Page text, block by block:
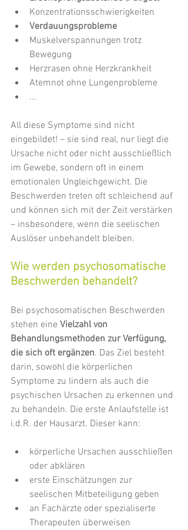
Konzentrationsschwierigkeiten
Verdauungsprobleme
Muskelverspannungen trotz
Bewegung
Herzrasen ohne Herzkrankheit
Atemnot ohne Lungenprobleme
...
All diese Symptome sind nicht
eingebildet! – sie sind real, nur liegt die
Ursache nicht oder nicht ausschließlich
im Gewebe, sondern oft in einem
emotionalen Ungleichgewicht. Die
Beschwerden treten oft schleichend auf
und können sich mit der Zeit verstärken
– insbesondere, wenn die seelischen
Auslöser unbehandelt bleiben.
Wie werden psychosomatische
Beschwerden behandelt?
Bei psychosomatischen Beschwerden
stehen eine Vielzahl von
Behandlungsmethoden zur Verfügung,
die sich oft ergänzen. Das Ziel besteht
darin, sowohl die körperlichen
Symptome zu lindern als auch die
psychischen Ursachen zu erkennen und
zu behandeln. Die erste Anlaufstelle ist
i.d.R. der Hausarzt. Dieser kann:
körperliche Ursachen ausschließen
oder abklären
erste Einschätzungen zur
seelischen Mitbeteiligung geben
an Fachärzte oder spezialiserte
Therapeuten überweisen